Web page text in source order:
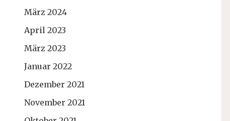
März 2024
April 2023
März 2023
Januar 2022
Dezember 2021
November 2021